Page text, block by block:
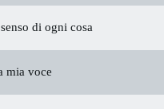
di ogni cosa
mia voce